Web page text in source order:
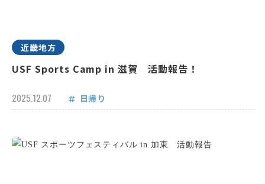
近畿地方
USF Sports Camp in 滋賀 活動報告！
2025.12.07 日帰り